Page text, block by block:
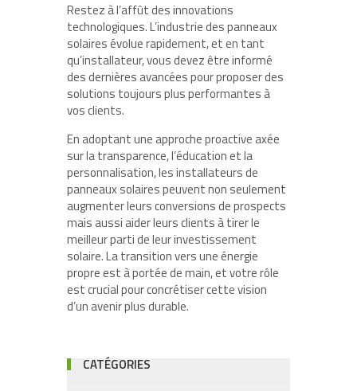
Restez à l’affût des innovations
technologiques. L’industrie des panneaux
solaires évolue rapidement, et en tant
qu’installateur, vous devez être informé
des dernières avancées pour proposer des
solutions toujours plus performantes à
vos clients.
En adoptant une approche proactive axée
sur la transparence, l’éducation et la
personnalisation, les installateurs de
panneaux solaires peuvent non seulement
augmenter leurs conversions de prospects
mais aussi aider leurs clients à tirer le
meilleur parti de leur investissement
solaire. La transition vers une énergie
propre est à portée de main, et votre rôle
est crucial pour concrétiser cette vision
d’un avenir plus durable.
CATÉGORIES